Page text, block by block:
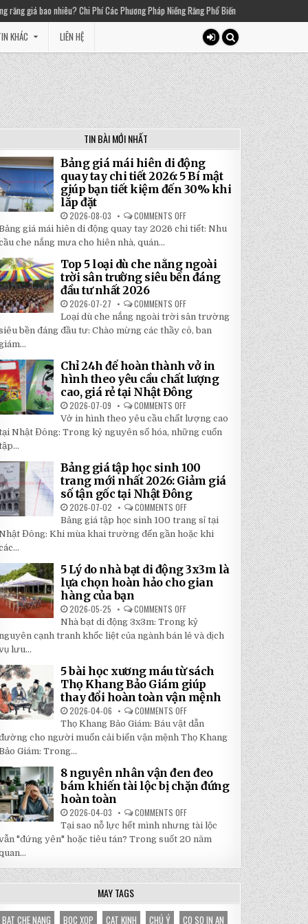
Phương Pháp Niềng Răng Phổ Biến 2025-03-01
Thiền chuông là gì? Lợi
KHÁC LIÊN HỆ
TIN BÀI MỚI NHẤT
Bảng giá mái hiên di động
quay tay chi tiết 2026: 5 Bí mật
giúp bạn tiết kiệm đến 30% khi
lắp đặt
2026-08-03 COMMENTS OFF
BẢNG
GIÁ
ĐỘNG
QUAY
TAY
5
BÍ
MẬT
KIỆM
ĐẾN
30%
KHI
LẮP
giá mái hiên di động quay tay 2026 chi tiết: Nhu
che nắng mưa cho hiên nhà, quán...
Top 5 loại dù che nắng ngoài
trời sân trường siêu bền đáng
đầu tư nhất 2026
2026-07-27 COMMENTS OFF
TOP
5
LOẠI
DÙ
NGOÀI
TRỜI
SÂN
TRƯỜNG
SIÊU
BỀN
ĐẦU
NHẤT
Loại dù che nắng ngoài trời sân trường
bền đáng đầu tư: Chào mừng các thầy cô, ban
Chỉ 24h để hoàn thành vở in
hình theo yêu cầu chất lượng
cao, giá rẻ tại Nhật Đông
2026-07-09 COMMENTS OFF
CHỈ
24H
ĐỂ
HOÀN
IN
HÌNH
THEO
YÊU
CẦU
CHẤT
CAO,
GIÁ
RẺ
Vở in hình theo yêu cầu chất lượng cao
Nhật Đông: Trong kỷ nguyên số hóa, những cuốn
Bảng giá tập học sinh 100
trang mới nhất 2026: Giảm giá
số tận gốc tại Nhật Đông
2026-07-02 COMMENTS OFF
BẢNG
GIÁ
TẬP
HỌC
TRANG
MỚI
NHẤT
2026:
TẬN
GỐC
TẠI
Bảng giá tập học sinh 100 trang sỉ tại
Đông: Khi mùa khai trường đến gần hoặc khi
5 Lý do nhà bạt di động 3x3m là
lựa chọn hoàn hảo cho gian
hàng của bạn
2026-05-25 COMMENTS OFF
5
LÝ
DO
NHÀ
ĐỘNG
3X3M
LÀ
LỰA
CHỌN
HOÀN
HẢO
CHO
GIAN
HÀNG
Nhà bạt di động 3x3m: Trong kỷ
cạnh tranh khốc liệt của ngành bán lẻ và dịch
lưu...
5 bài học xương máu từ sách
Thọ Khang Bảo Giám giúp
thay đổi hoàn toàn vận mệnh
2026-04-06 COMMENTS OFF
5
BÀI
HỌC
XƯƠNG
SÁCH
THỌ
KHANG
BẢO
ĐỔI
HOÀN
TOÀN
Thọ Khang Bảo Giám: Báu vật dẫn
cho người muốn cải biến vận mệnh Thọ Khang
Giám: Trong...
8 nguyên nhân vận đen đeo
bám khiến tài lộc bị chặn đứng
hoàn toàn
2026-04-03 COMMENTS OFF
NGUYÊN
NHÂN
VẬN
BÁM
KHIẾN
TÀI
BỊ
CHẶN
ĐỨNG
Tại sao nỗ lực hết mình nhưng tài lộc
"đứng yên" hoặc tiêu tán? Trong suốt 20 năm
MAY TAGS
BAT CHE NANG BOC XOP CAT KINH CHÚ Ý
CO SO IN AN